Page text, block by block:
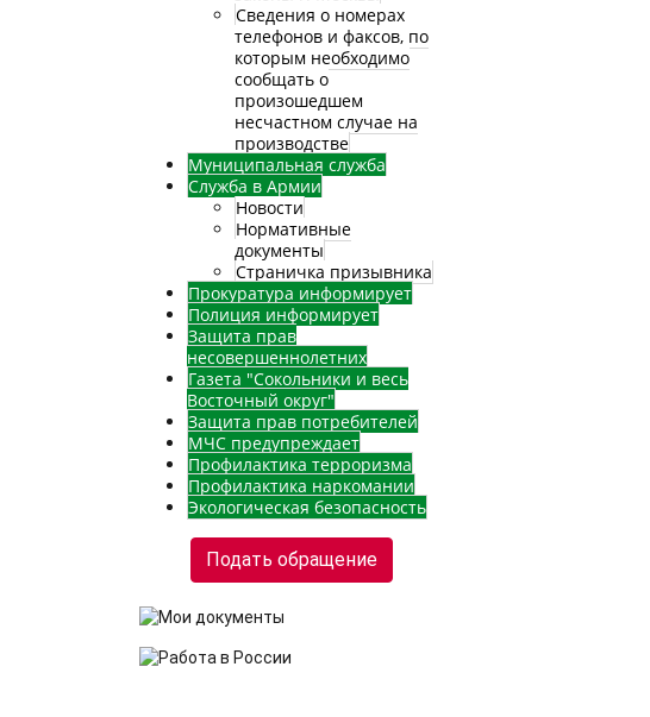
Сведения о номерах
телефонов и факсов, по
которым необходимо
сообщать о
произошедшем
несчастном случае на
производстве
Муниципальная служба
Служба в Армии
Новости
Нормативные
документы
Страничка призывника
Прокуратура информирует
Полиция информирует
Защита прав
несовершеннолетних
Газета "Сокольники и весь
Восточный округ"
Защита прав потребителей
МЧС предупреждает
Профилактика терроризма
Профилактика наркомании
Экологическая безопасность
Подать обращение